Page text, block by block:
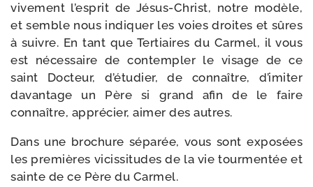
vive­ment l’es­prit de Jésus-​Christ, notre modèle,
et semble nous indi­quer les voies droites et sûres
à suivre. En tant que Tertiaires du Carmel, il vous
est néces­saire de contem­pler le visage de ce
saint Docteur, d’é­tu­dier, de connaître, d’i­mi­ter
davan­tage un Père si grand afin de le faire
connaître, appré­cier, aimer des autres.
Dans une bro­chure sépa­rée, vous sont expo­sées
les pre­mières vicis­si­tudes de la vie tour­men­tée et
sainte de ce Père du Carmel.